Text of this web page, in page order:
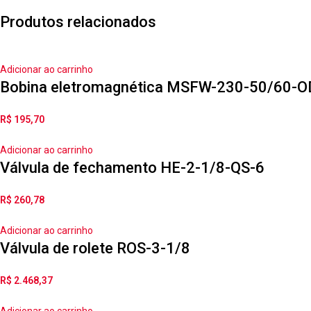
Produtos relacionados
Adicionar ao carrinho
Bobina eletromagnética MSFW-230-50/60-
R$ 195,70
Adicionar ao carrinho
Válvula de fechamento HE-2-1/8-QS-6
R$ 260,78
Adicionar ao carrinho
Válvula de rolete ROS-3-1/8
R$ 2.468,37